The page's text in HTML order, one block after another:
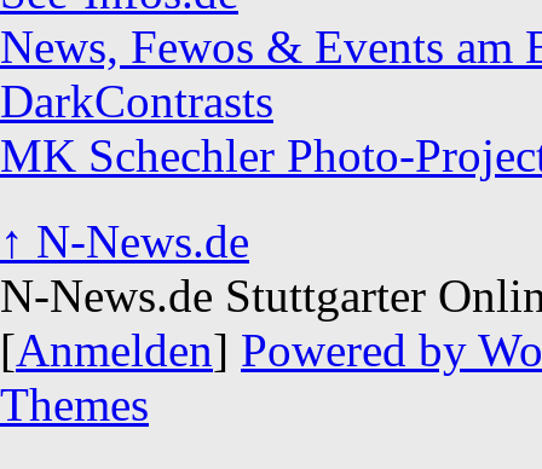
News, Fewos & Events am
DarkContrasts
MK Schechler Photo-
↑ N-News.de
N-News.de Stuttgarter
[Anmelden] Powered by
Themes